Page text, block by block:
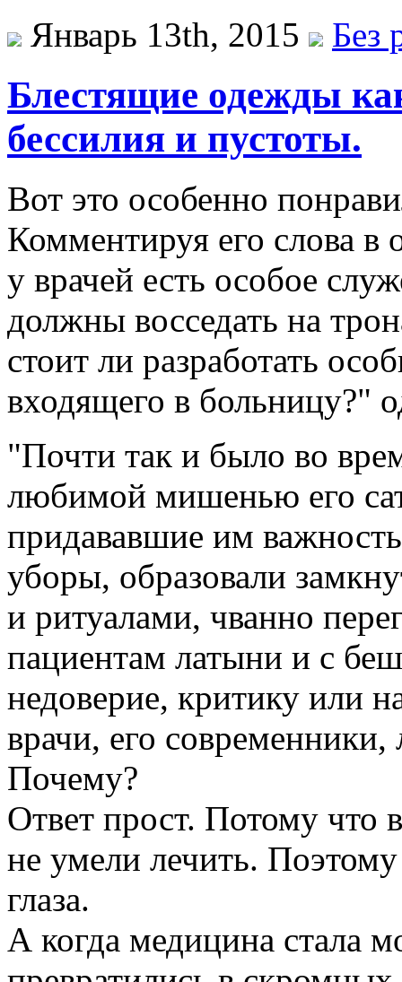
Январь 13th, 2015
Без
Блестящие одежды
бессилия и пустоты.
Вот это особенно
Комментируя его слова в
у врачей есть особое
должны восседать на
стоит ли разработать
входящего в больницу?"
"Почти так и было во
любимой мишенью его
придававшие им
уборы, образовали
и ритуалами, чванно
пациентам латыни и с
недоверие, критику или
врачи, его
Почему?
Ответ прост. Потому что
не умели лечить.
глаза.
А когда медицина стала